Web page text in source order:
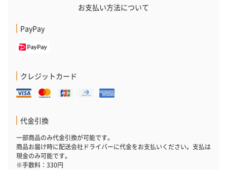
レープフルーツ）
リラックスグッズを同梱してお届けします。
お支払い方法について
PayPay
クレジットカード
代金引換
一部商品のみ代金引換が可能です。
商品お届け時に配送会社ドライバーに代金をお支払いください。支払は
現金のみ可能です。
※手数料：330円